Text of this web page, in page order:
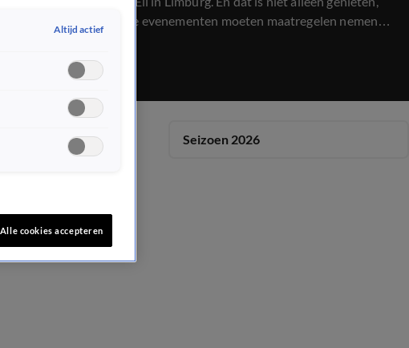
verschillende evenementen moeten maatregelen nemen.
En het is opnieuw overvol in Ter Apel. Dit keer schiet
Groningen te hulp en biedt 175 bedden aan. Hoe moet dit
verder?
Seizoen 2026
Altijd actief
Alle cookies accepteren